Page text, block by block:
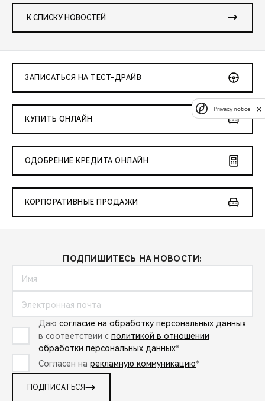
К СПИСКУ НОВОСТЕЙ
ЗАПИСАТЬСЯ НА ТЕСТ-ДРАЙВ
КУПИТЬ ОНЛАЙН
ОДОБРЕНИЕ КРЕДИТА ОНЛАЙН
КОРПОРАТИВНЫЕ ПРОДАЖИ
ПОДПИШИТЕСЬ НА НОВОСТИ:
Даю согласие на обработку персональных данных
в соответствии с политикой в отношении
обработки персональных данных*
Согласен на рекламную коммуникацию*
ПОДПИСАТЬСЯ
Privacy notice